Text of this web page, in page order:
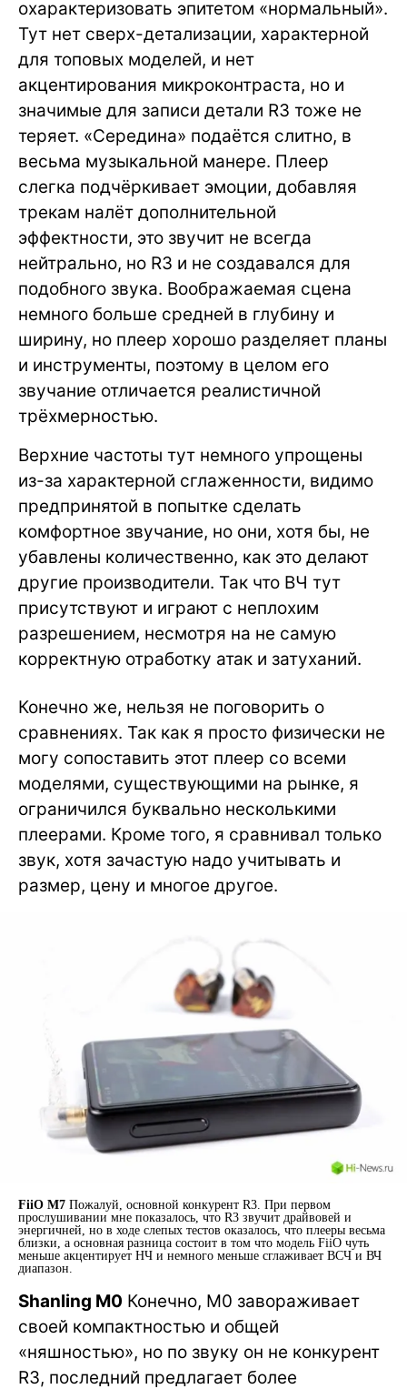
охарактеризовать эпитетом «нормальный».
Тут нет сверх-детализации, характерной
для топовых моделей, и нет
акцентирования микроконтраста, но и
значимые для записи детали R3 тоже не
теряет. «Середина» подаётся слитно, в
весьма музыкальной манере. Плеер
слегка подчёркивает эмоции, добавляя
трекам налёт дополнительной
эффектности, это звучит не всегда
нейтрально, но R3 и не создавался для
подобного звука. Воображаемая сцена
немного больше средней в глубину и
ширину, но плеер хорошо разделяет планы
и инструменты, поэтому в целом его
звучание отличается реалистичной
трёхмерностью.
Верхние частоты тут немного упрощены
из-за характерной сглаженности, видимо
предпринятой в попытке сделать
комфортное звучание, но они, хотя бы, не
убавлены количественно, как это делают
другие производители. Так что ВЧ тут
присутствуют и играют с неплохим
разрешением, несмотря на не самую
корректную отработку атак и затуханий.
Конечно же, нельзя не поговорить о
сравнениях. Так как я просто физически не
могу сопоставить этот плеер со всеми
моделями, существующими на рынке, я
ограничился буквально несколькими
плеерами. Кроме того, я сравнивал только
звук, хотя зачастую надо учитывать и
размер, цену и многое другое.
FiiO M7 Пожалуй, основной конкурент R3. При первом
прослушивании мне показалось, что R3 звучит драйвовей и
энергичней, но в ходе слепых тестов оказалось, что плееры весьма
близки, а основная разница состоит в том что модель FiiO чуть
меньше акцентирует НЧ и немного меньше сглаживает ВСЧ и ВЧ
диапазон.
Shanling M0 Конечно, M0 завораживает
своей компактностью и общей
«няшностью», но по звуку он не конкурент
R3, последний предлагает более